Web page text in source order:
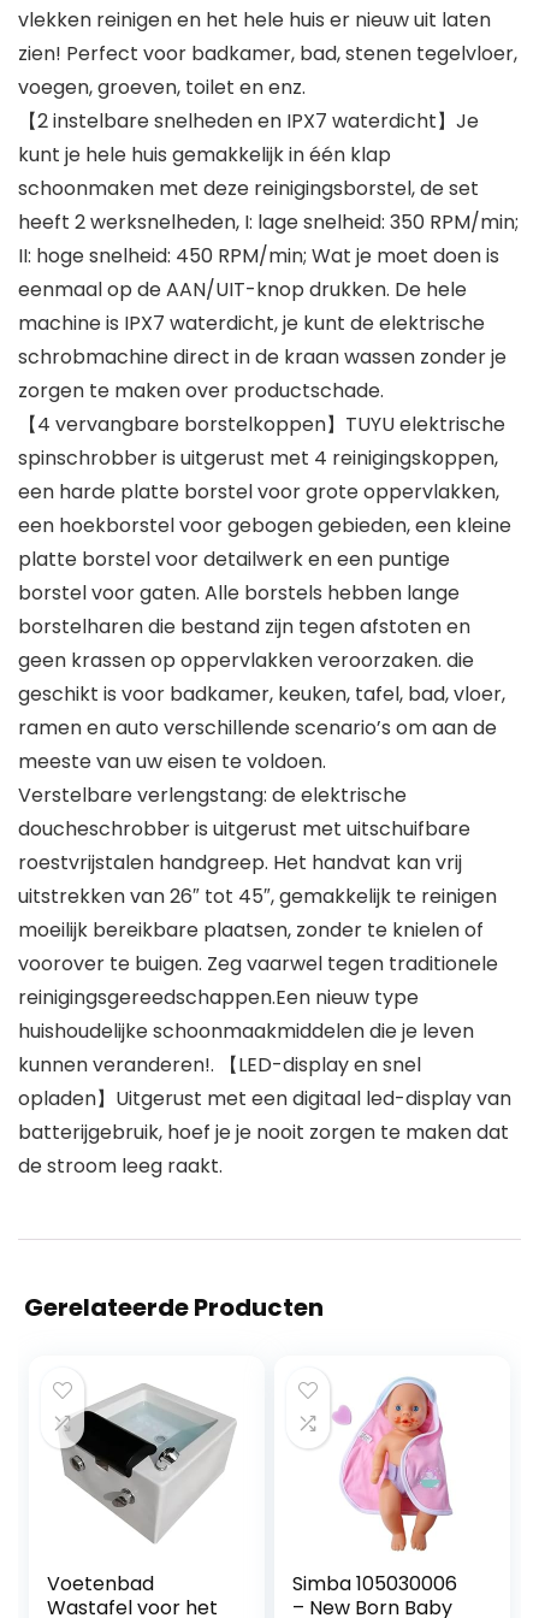
vlekken reinigen en het hele huis er nieuw uit laten
zien! Perfect voor badkamer, bad, stenen tegelvloer,
voegen, groeven, toilet en enz.
【2 instelbare snelheden en IPX7 waterdicht】Je
kunt je hele huis gemakkelijk in één klap
schoonmaken met deze reinigingsborstel, de set
heeft 2 werksnelheden, I: lage snelheid: 350 RPM/min;
II: hoge snelheid: 450 RPM/min; Wat je moet doen is
eenmaal op de AAN/UIT-knop drukken. De hele
machine is IPX7 waterdicht, je kunt de elektrische
schrobmachine direct in de kraan wassen zonder je
zorgen te maken over productschade.
【4 vervangbare borstelkoppen】TUYU elektrische
spinschrobber is uitgerust met 4 reinigingskoppen,
een harde platte borstel voor grote oppervlakken,
een hoekborstel voor gebogen gebieden, een kleine
platte borstel voor detailwerk en een puntige
borstel voor gaten. Alle borstels hebben lange
borstelharen die bestand zijn tegen afstoten en
geen krassen op oppervlakken veroorzaken. die
geschikt is voor badkamer, keuken, tafel, bad, vloer,
ramen en auto verschillende scenario’s om aan de
meeste van uw eisen te voldoen.
Verstelbare verlengstang: de elektrische
doucheschrobber is uitgerust met uitschuifbare
roestvrijstalen handgreep. Het handvat kan vrij
uitstrekken van 26″ tot 45″, gemakkelijk te reinigen
moeilijk bereikbare plaatsen, zonder te knielen of
voorover te buigen. Zeg vaarwel tegen traditionele
reinigingsgereedschappen.Een nieuw type
huishoudelijke schoonmaakmiddelen die je leven
kunnen veranderen!. 【LED-display en snel
opladen】Uitgerust met een digitaal led-display van
batterijgebruik, hoef je je nooit zorgen te maken dat
de stroom leeg raakt.
Gerelateerde Producten
Voetenbad
Wastafel voor het
Simba 105030006
– New Born Baby